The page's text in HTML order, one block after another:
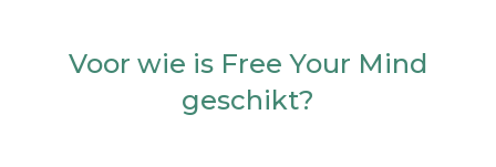
Voor wie is Free Your Mind
geschikt?